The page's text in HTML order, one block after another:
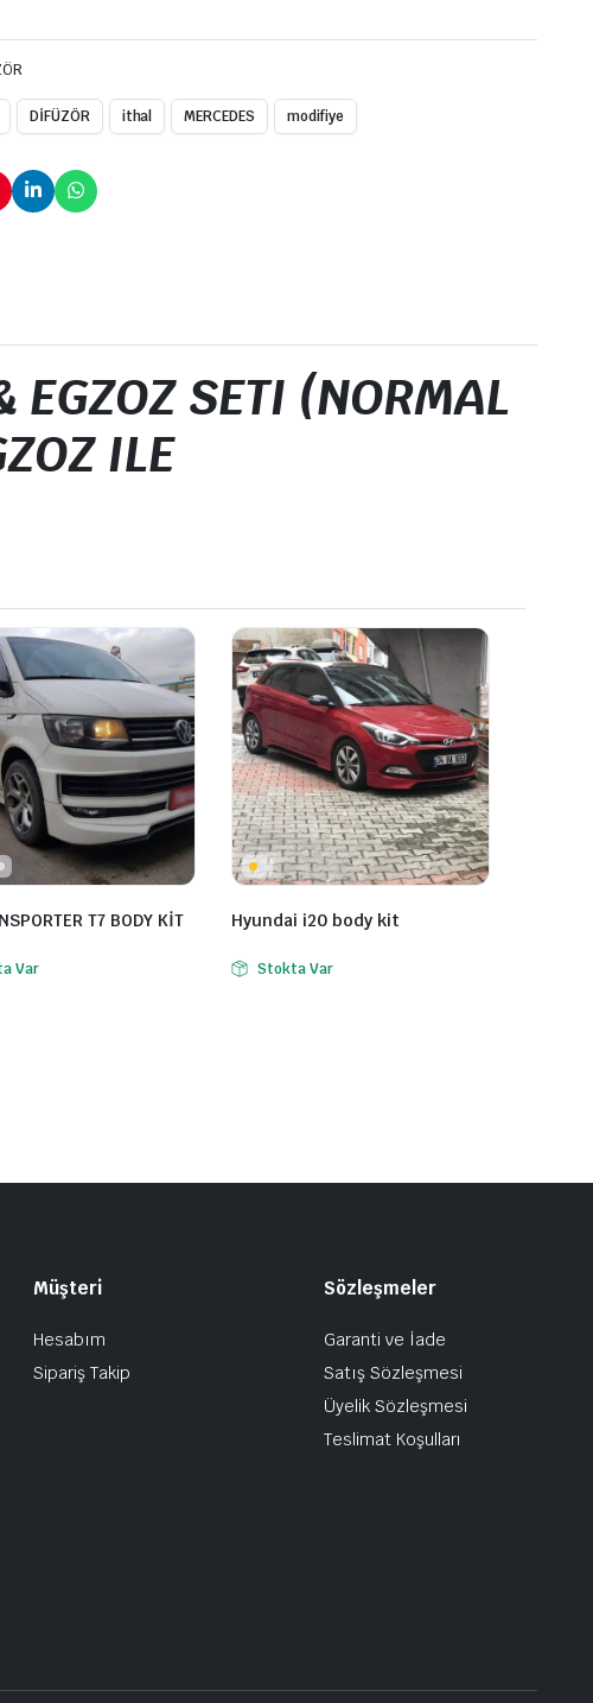
DİFÜZÖR ithal MERCEDES modifiye
EGZOZ SETI (NORMAL
ILE
T7 BODY KİT
Var
Hyundai i20 body kit
Stokta Var
Müşteri
Hesabım
Sipariş Takip
Sözleşmeler
Garanti ve İade
Satış Sözleşmesi
Üyelik Sözleşmesi
Teslimat Koşulları